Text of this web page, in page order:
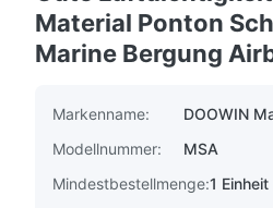
Material Ponton
Marine Bergung
Markenname:
DOOWIN
Modellnummer:
MSA
Mindestbestellmenge:1 Einheit